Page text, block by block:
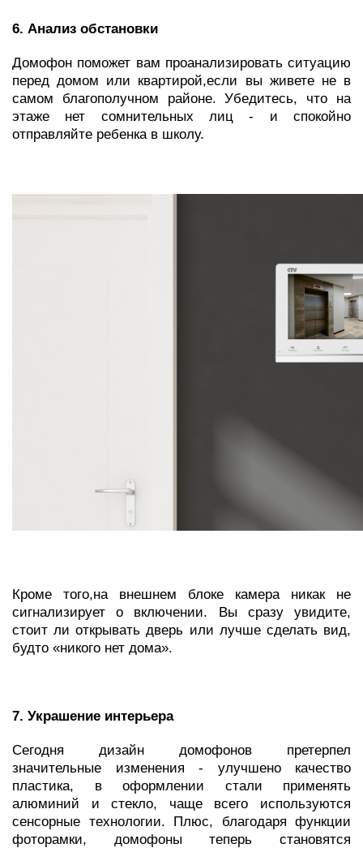
6. Анализ обстановки
Домофон поможет вам проанализировать ситуацию
перед домом или квартирой,если вы живете не в
самом благополучном районе. Убедитесь, что на
этаже нет сомнительных лиц - и спокойно
отправляйте ребенка в школу.
Кроме того,на внешнем блоке камера никак не
сигнализирует о включении. Вы сразу увидите,
стоит ли открывать дверь или лучше сделать вид,
будто «никого нет дома».
7. Украшение интерьера
Сегодня дизайн домофонов претерпел
значительные изменения - улучшено качество
пластика, в оформлении стали применять
алюминий и стекло, чаще всего используются
сенсорные технологии. Плюс, благодаря функции
фоторамки, домофоны теперь становятся